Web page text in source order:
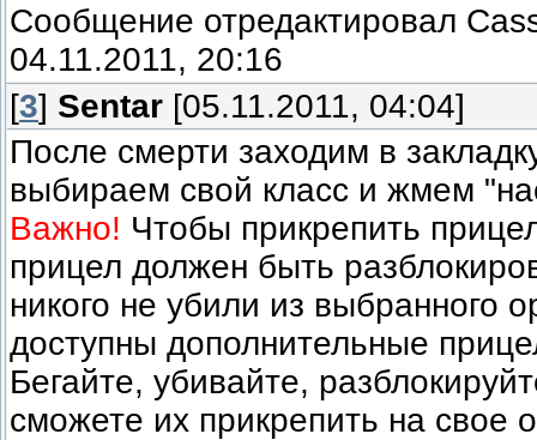
Сообщение отредактировал
04.11.2011, 20:16
[3] Sentar [05.11.2011, 04:04]
После смерти заходим в
выбираем свой класс и жмем
Важно! Чтобы прикрепить
прицел должен быть
никого не убили из выбранного
доступны дополнительные
Бегайте, убивайте,
сможете их прикрепить на свое